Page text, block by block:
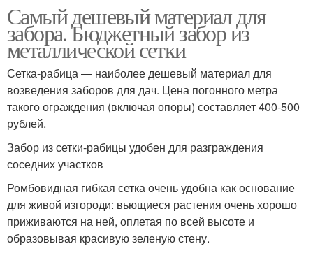
Самый дешевый материал для
забора. Бюджетный забор из
металлической сетки
Сетка-рабица — наиболее дешевый материал для
возведения заборов для дач. Цена погонного метра
такого ограждения (включая опоры) составляет 400-500
рублей.
Забор из сетки-рабицы удобен для разграждения
соседних участков
Ромбовидная гибкая сетка очень удобна как основание
для живой изгороди: вьющиеся растения очень хорошо
приживаются на ней, оплетая по всей высоте и
образовывая красивую зеленую стену.